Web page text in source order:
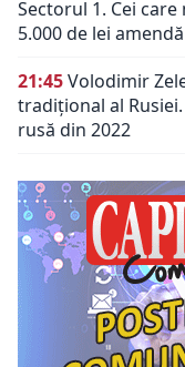
Sectorul 1. Cei
5.000 de lei amendă
21:45Volodimir
tradiţional al
rusă din 2022